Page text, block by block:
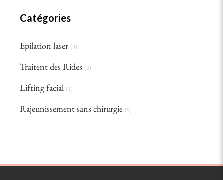
Catégories
Epilation laser (9)
Traitent des Rides (2)
Lifting facial (1)
Rajeunissement sans chirurgie (5)